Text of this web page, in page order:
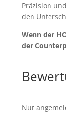
Präzision
den
Wenn der
der
Nur